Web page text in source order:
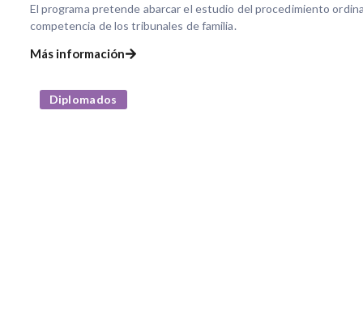
El programa pretende abarcar el estudio del procedimiento
competencia de los tribunales de familia.
Más información
Diplomados